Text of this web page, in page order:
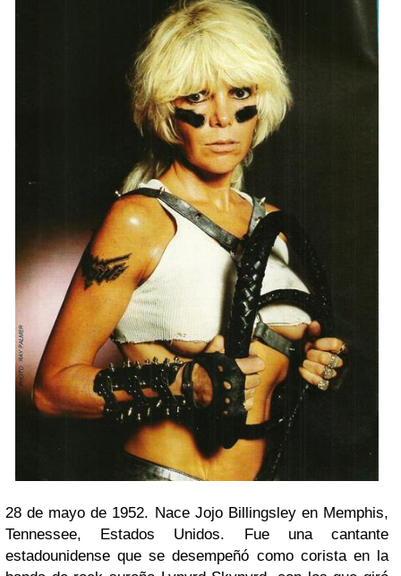
28 de mayo de 1952. Nace Jojo Billingsley en Memphis,
Tennessee, Estados Unidos. Fue una cantante
estadounidense que se desempeñó como corista en la